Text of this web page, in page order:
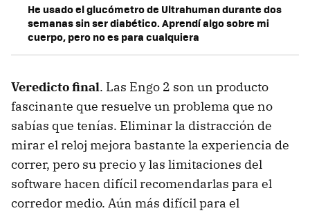
He usado el glucómetro de Ultrahuman durante dos
semanas sin ser diabético. Aprendí algo sobre mi
cuerpo, pero no es para cualquiera
Veredicto final. Las Engo 2 son un producto
fascinante que resuelve un problema que no
sabías que tenías. Eliminar la distracción de
mirar el reloj mejora bastante la experiencia de
correr, pero su precio y las limitaciones del
software hacen difícil recomendarlas para el
corredor medio. Aún más difícil para el